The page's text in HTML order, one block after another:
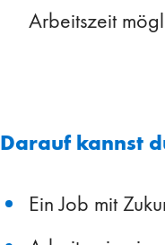
Arbeitszeit
Darauf kannst
Ein Job mit